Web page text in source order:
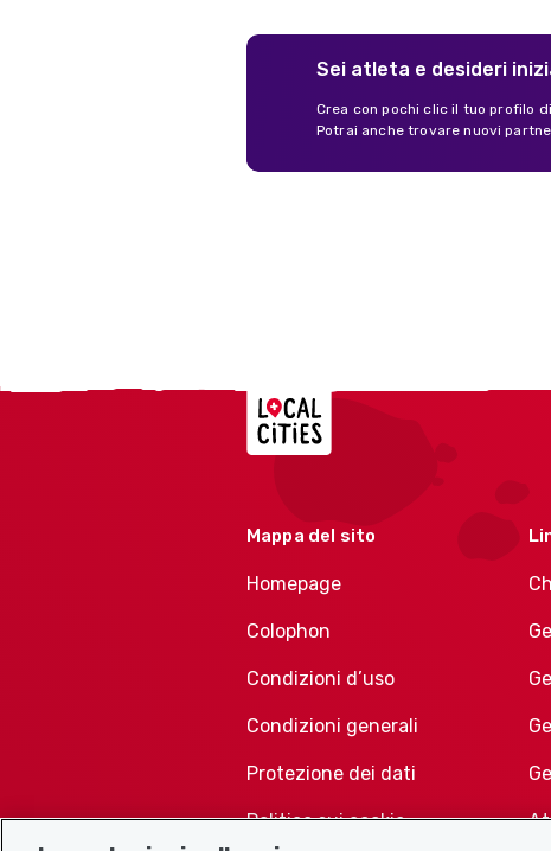
Sei atleta e desideri
Crea con pochi clic il tuo profilo
Potrai anche trovare nuovi
Localcities
Mappa del sito
Homepage
Colophon
Condizioni d’uso
Condizioni generali
Protezione dei dati
Politica sui cookie